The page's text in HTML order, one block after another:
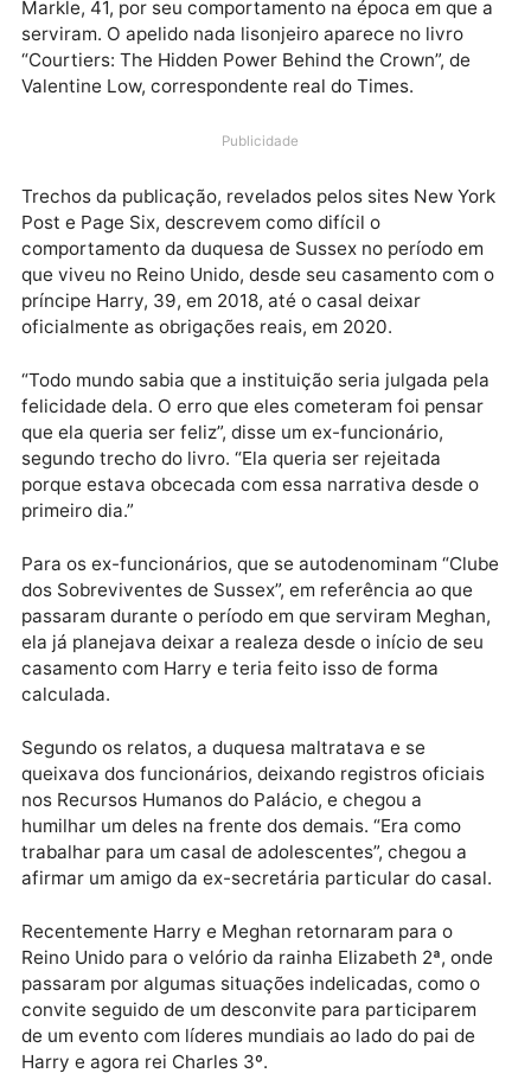
Sociopata narcisista. Esse é o nome que
da Família Real britânica deram à duquesa Meghan
serviram. O apelido nada lisonjeiro aparece no livro
“Courtiers: The Hidden Power Behind the Crown”, de
Valentine Low, correspondente real do Times.
Publicidade
Trechos da publicação, revelados pelos sites New
comportamento da duquesa de Sussex no período
que viveu no Reino Unido, desde seu casamento
príncipe Harry, 39, em 2018, até o casal deixar
oficialmente as obrigações reais, em 2020.
felicidade dela. O erro que eles cometeram foi
que ela queria ser feliz”, disse um ex-funcionário,
segundo trecho do livro. “Ela queria ser rejeitada
porque estava obcecada com essa narrativa desde o
primeiro dia.”
Para os ex-funcionários, que se autodenominam
dos Sobreviventes de Sussex”, em referência ao que
passaram durante o período em que serviram
ela já planejava deixar a realeza desde o início de
casamento com Harry e teria feito isso de forma
calculada.
Segundo os relatos, a duquesa maltratava e se
queixava dos funcionários, deixando registros
nos Recursos Humanos do Palácio, e chegou a
humilhar um deles na frente dos demais. “Era como
trabalhar para um casal de adolescentes”, chegou a